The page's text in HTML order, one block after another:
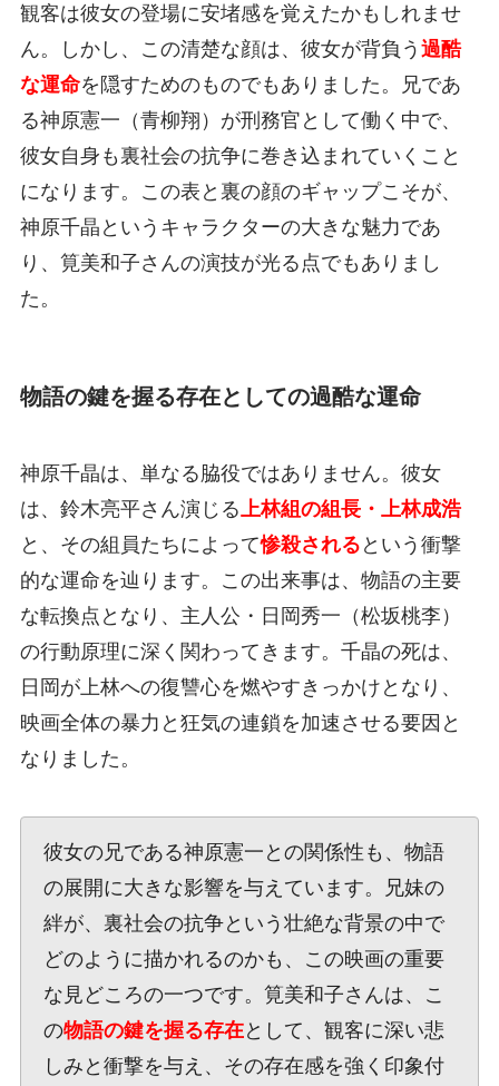
観客は彼女の登場に安堵感を覚えたかもしれませ
ん。しかし、この清楚な顔は、彼女が背負う 過酷
な運命を隠すためのものでもありました。兄であ
る神原憲一（青柳翔）が刑務官として働く中で、
彼女自身も裏社会の抗争に巻き込まれていくこと
になります。この表と裏の顔のギャップこそが、
神原千晶というキャラクターの大きな魅力であ
り、筧美和子さんの演技が光る点でもありまし
た。
物語の鍵を握る存在としての過酷な運命
神原千晶は、単なる脇役ではありません。彼女
は、鈴木亮平さん演じる上林組の組長・上林成浩
と、その組員たちによって惨殺される という衝撃
的な運命を辿ります。この出来事は、物語の主要
な転換点となり、主人公・日岡秀一（松坂桃李）
の行動原理に深く関わってきます。千晶の死は、
日岡が上林への復讐心を燃やすきっかけとなり、
映画全体の暴力と狂気の連鎖を加速させる要因と
なりました。
彼女の兄である神原憲一との関係性も、物語
の展開に大きな影響を与えています。兄妹の
絆が、裏社会の抗争という壮絶な背景の中で
どのように描かれるのかも、この映画の重要
な見どころの一つです。筧美和子さんは、こ
の物語の鍵を握る存在として、観客に深い悲
しみと衝撃を与え、その存在感を強く印象付